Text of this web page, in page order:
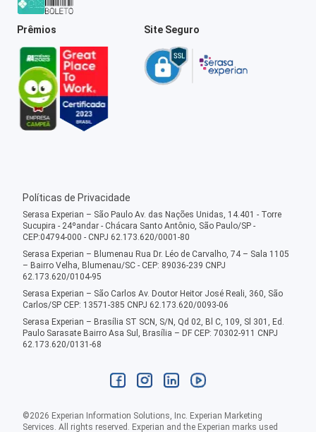
Prêmios Site Seguro
Políticas de Privacidade
Serasa Experian – São Paulo Av. das Nações Unidas, 14.401 - Torre
Sucupira - 24ºandar - Chácara Santo Antônio, São Paulo/SP -
CEP:04794-000 - CNPJ 62.173.620/0001-80
Serasa Experian – Blumenau Rua Dr. Léo de Carvalho, 74 – Sala 1105
– Bairro Velha, Blumenau/SC - CEP: 89036-239 CNPJ
62.173.620/0104-95
Serasa Experian – São Carlos Av. Doutor Heitor José Reali, 360, São
Carlos/SP CEP: 13571-385 CNPJ 62.173.620/0093-06
Serasa Experian – Brasília ST SCN, S/N, Qd 02, Bl C, 109, Sl 301, Ed.
Paulo Sarasate Bairro Asa Sul, Brasília – DF CEP: 70302-911 CNPJ
62.173.620/0131-68
©2026 Experian Information Solutions, Inc. Experian Marketing
Services. All rights reserved. Experian and the Experian marks used